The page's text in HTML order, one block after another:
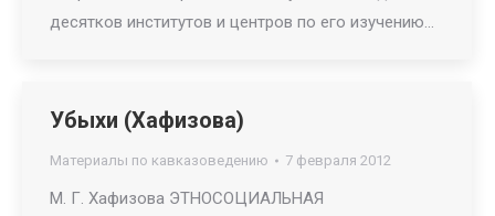
десятков институтов и центров по его изучению…
Убыхи (Хафизова)
Материалы по кавказоведению 7 февраля 2012
М. Г. Хафизова ЭТНОСОЦИАЛЬНАЯ